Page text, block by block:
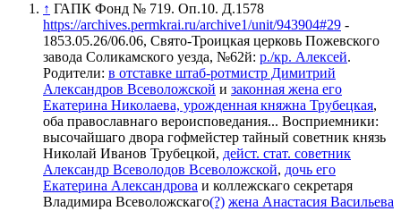
↑ ГАПК Фонд № 719. Оп.10. Д.1578
https://archives.permkrai.ru/archive1/unit/943904#29 -
1853.05.26/06.06, Свято-Троицкая церковь Пожевского
завода Соликамского уезда, №62й: р./кр. Алексей.
Родители: в отставке штаб-ротмистр Димитрий
Александров Всеволожской и законная жена его
Екатерина Николаева, урожденная княжна Трубецкая,
оба православнаго вероисповедания... Восприемники:
высочайшаго двора гофмейстер тайный советник князь
Николай Иванов Трубецкой, дейст. стат. советник
Александр Всеволодов Всеволожской, дочь его
Екатерина Александрова и коллежскаго секретаря
Владимира Всеволожскаго(?) жена Анастасия Васильева